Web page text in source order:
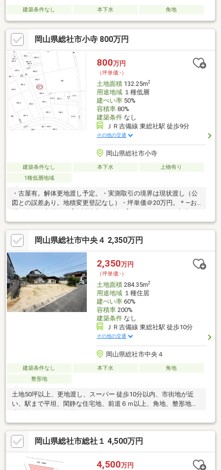
建築条件なし 本下水 角地
岡山県総社市小寺 800万円
800万円
（坪単価:-）
土地面積132.25m2
用途地域１種低層
建ぺい率50%
容積率80%
建築条件なし
ＪＲ吉備線 東総社駅 徒歩9分
その他の交通
岡山県総社市小寺
建築条件なし 本下水
上物有り
1種低層地域
・古屋有。解体更地渡し予定。・実測取引の境界は現状渡し（公
図との誤差あり。地積変更登記なし）・坪単価＠20万円。＊―お
ただくか、（無料通話）0120-412-546までお問い合わせ下さい!
岡山県総社市中央４ 2,350万円
2,350万円
（坪単価:-）
土地面積284.35m2
用途地域１種住居
建ぺい率60%
容積率200%
建築条件なし
ＪＲ吉備線 東総社駅 徒歩10分
その他の交通
岡山県総社市中央４
建築条件なし 本下水
角地
整形地
土地50坪以上、更地渡し、スーパー 徒歩10分以内、市街地が近
い、駅まで平坦、閑静な住宅地、前道６ｍ以上、角地、整形地、
岡山県総社市総社１ 4,500万円
4,500万円